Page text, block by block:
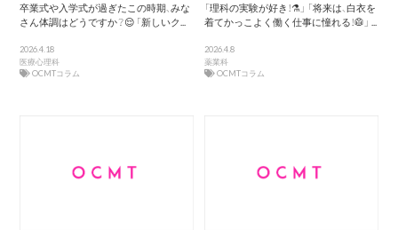
卒業式や入学式が過ぎたこの時期、みな
さん体調はどうですか？😌 「新しいク...
2026.4.18
医療心理科
OCMTコラム
「理科の実験が好き！⚗️」 「将来は、白衣を
着てかっこよく働く仕事に憧れる！🥼」 ...
2026.4.8
薬業科
OCMTコラム